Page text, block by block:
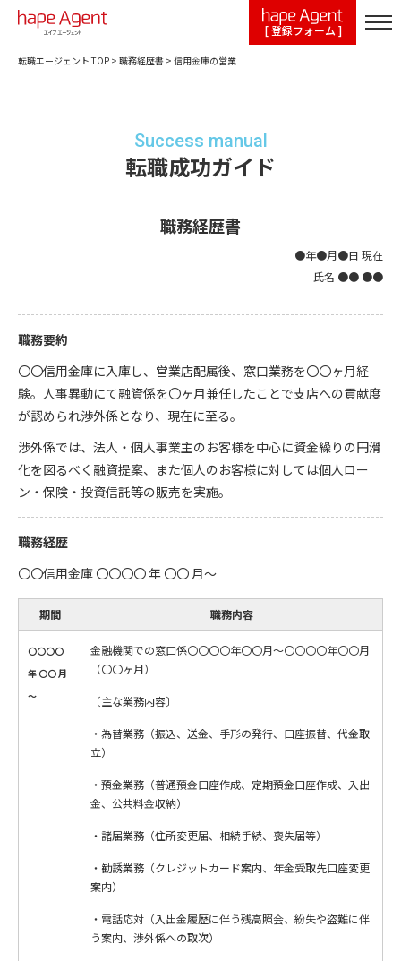
[ 登録フォーム ]
転職エージェント TOP > 職務経歴書 > 信用金庫の営業
Success manual
転職成功ガイド
職務経歴書
●年●月●日 現在
氏名 ●● ●●
職務要約
〇〇信用金庫に入庫し、営業店配属後、窓口業務を〇〇ヶ月経
験。人事異動にて融資係を〇ヶ月兼任したことで支店への貢献度
が認められ渉外係となり、現在に至る。
渉外係では、法人・個人事業主のお客様を中心に資金繰りの円滑
化を図るべく融資提案、また個人のお客様に対しては個人ロー
ン・保険・投資信託等の販売を実施。
職務経歴
〇〇信用金庫 〇〇〇〇 年 〇〇 月～
期間 職務内容
〇〇〇〇
年 〇〇 月
～
金融機関での窓口係〇〇〇〇年〇〇月〜〇〇〇〇年〇〇月
（〇〇ヶ月）
〔主な業務内容〕
・為替業務（振込、送金、手形の発行、口座振替、代金取
立）
・預金業務（普通預金口座作成、定期預金口座作成、入出
金、公共料金収納）
・諸届業務（住所変更届、相続手続、喪失届等）
・勧誘業務（クレジットカード案内、年金受取先口座変更
案内）
・電話応対（入出金履歴に伴う残高照会、紛失や盗難に伴
う案内、渉外係への取次）